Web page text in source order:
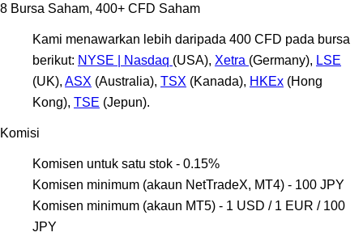
8 Bursa Saham, 400+ CFD Saham
Kami menawarkan lebih daripada 400 CFD pada bursa
berikut: NYSE | Nasdaq (USA), Xetra (Germany), LSE
(UK), ASX (Australia), TSX (Kanada), HKEx (Hong
Kong), TSE (Jepun).
Komisi
Komisen untuk satu stok - 0.15%
Komisen minimum (akaun NetTradeX, MT4) - 100 JPY
Komisen minimum (akaun MT5) - 1 USD / 1 EUR / 100
JPY